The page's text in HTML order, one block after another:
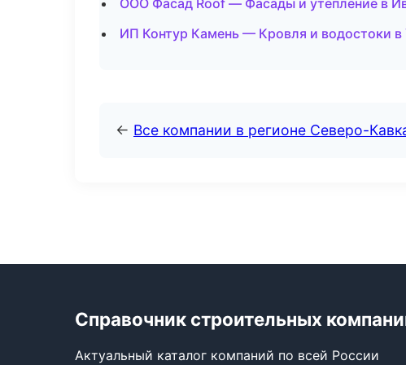
ООО Фасад Roof — Фасады и утепление в
ИП Контур Камень — Кровля и водостоки в
← Все компании в регионе Северо-
Справочник строительных
Актуальный каталог компаний по всей России